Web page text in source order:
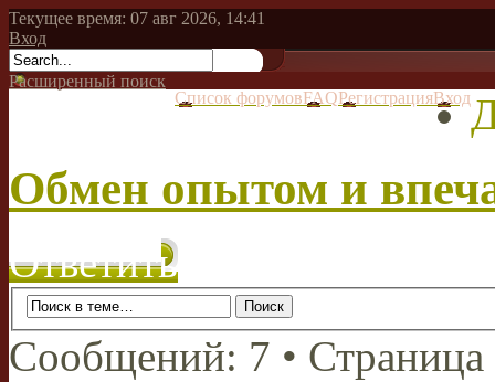
Текущее время: 07 авг 2026, 14:41
Вход
Расширенный поиск
Список форумовFAQРегистрацияВход
Обмен опытом и
Ответить
Сообщений: 7 • Страница